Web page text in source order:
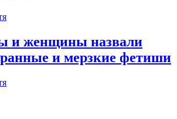
и женщины назвали
и мерзкие фетиши